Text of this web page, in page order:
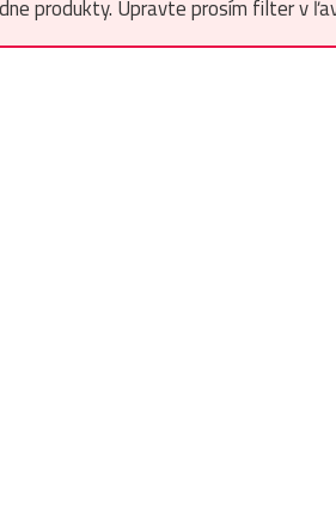
produkty. Upravte prosím filter v